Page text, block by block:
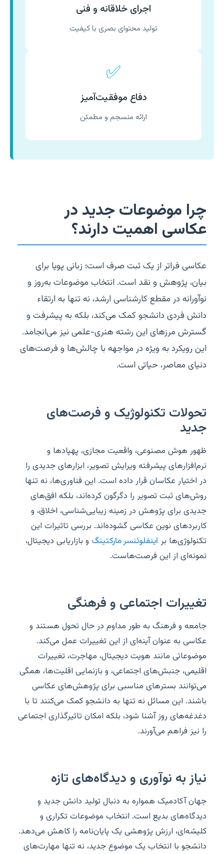
اجرای خلاقانه و فنی
تولید محتوای بصری با کیفیت
✅
دفاع موفقیت‌آمیز
ارائه منسجم و مطمئن
چرا موضوعات جدید در
عکاسی اهمیت دارند؟
عکاسی فراتر از یک ثبت صرف است؛ زبانی پویا برای
بیان، پژوهش و نقد است. انتخاب موضوعات به‌روز و
نوآورانه در مقطع کارشناسی ارشد، نه تنها به ارتقاء
دانش فردی دانشجو کمک می‌کند، بلکه به پیشرفت و
گسترش مرزهای این رشته هنری-علمی نیز می‌انجامد.
این رویکرد به ویژه در مواجهه با چالش‌ها و فرصت‌های
دنیای معاصر، حیاتی است.
تحولات تکنولوژیک و فرصت‌های
جدید
ظهور هوش مصنوعی، واقعیت مجازی، پهپادها و
نرم‌افزارهای پیشرفته ویرایش تصویر، ابزارهای جدیدی را
در اختیار عکاسان قرار داده است. این فناوری‌ها، نه تنها
روش‌های ثبت تصویر را دگرگون کرده‌اند، بلکه افق‌های
جدیدی برای پژوهش در زمینه زیبایی‌شناسی، اخلاق، و
کاربردهای نوین عکاسی گشوده‌اند. بررسی تاثیرات این
تکنولوژی‌ها بر اینفلوئنسر مارکتینگ و بازاریابی دیجیتال،
نمونه‌ای از این فرصت‌هاست.
تغییرات اجتماعی و فرهنگی
جامعه و فرهنگ به طور مداوم در حال تحول هستند و
عکاسی به عنوان آینه‌ای از این تغییرات عمل می‌کند.
موضوعاتی مانند هویت دیجیتال، مهاجرت، تغییرات
اقلیمی، جنبش‌های اجتماعی، و بازنمایی اقلیت‌ها، همگی
می‌توانند بسترهای مناسبی برای پژوهش‌های عکاسی
باشند. این مسائل نه تنها به دانشجو کمک می‌کنند تا با
دغدغه‌های روز آشنا شود، بلکه امکان تاثیرگذاری اجتماعی
را نیز فراهم می‌آورند.
نیاز به نوآوری و دیدگاه‌های تازه
جهان آکادمیک همواره به دنبال تولید دانش جدید و
دیدگاه‌های بدیع است. انتخاب موضوعات تکراری و
کلیشه‌ای، ارزش پژوهشی یک پایان‌نامه را کاهش می‌دهد.
دانشجو با انتخاب یک موضوع جدید، نه تنها مهارت‌های